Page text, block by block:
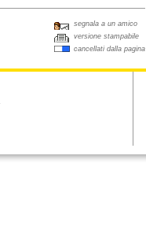
segnala a un amico
versione stampabile
cancellati dalla pagina